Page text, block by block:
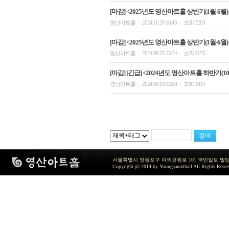
[마감] <2025년도 영산아트홀 상반기(1월-6월
영산아트홀 2024.10.28 16:45 조회 3203
[마감] <2025년도 영산아트홀 상반기(1월-6월
영산아트홀 2024.09.25 15:34 조회 2155
[마감] [긴급] <2024년도 영산아트홀 하반기
영산아트홀 2024.09.19 12:00 조회 1915
서울특별시 영등포구 여의공원로 101 국민일보 빌
Copyright @ 2014 by Youngsanarthall All Rights